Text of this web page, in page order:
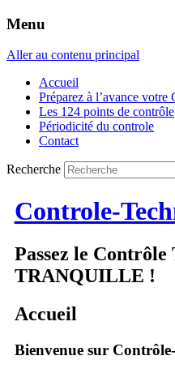
Menu
Aller au contenu principal
Accueil
Préparez à l’avance
Les 124 points de contrôle
Périodicité du controle
Contact
Recherche
Controle-
Passez le Contrôle
TRANQUILLE !
Accueil
Bienvenue sur